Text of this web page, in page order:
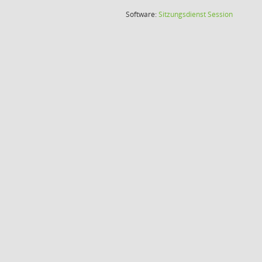
Software:SitzungsdienstSession(Wird in